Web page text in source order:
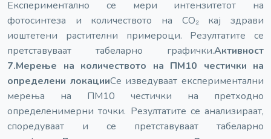
Експериментално се мери интензитетот на
фотосинтеза и количеството на СО₂ кај здрави
иоштетени растителни примероци. Резултатите се
претставуваат табеларно графички.Активност
7.Мерење на количеството на ПМ10 честички на
определени локацииСе изведуваат експериментални
мерења на ПМ10 честички на претходно
определенимерни точки. Резултатите се анализираат,
споредуваат и се претставуваат табеларно